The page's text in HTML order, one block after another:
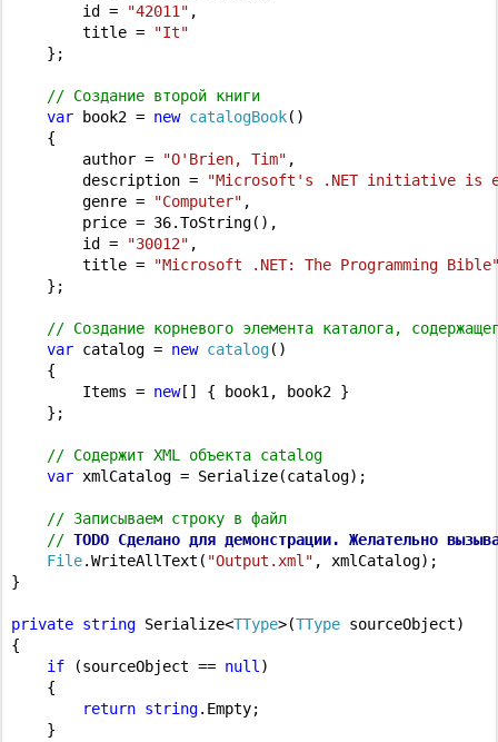
id =
"42011" ,
title =
"It"
};
// Создание второй книги
var book2 = new catalogBook()
{
author =
"O'Brien, Tim" ,
description =
"Microsoft's .NET initiative is
genre =
"Computer" ,
price = 36.ToString(),
id =
"30012" ,
title =
"Microsoft .NET: The Programming
};
// Создание корневого элемента каталога,
var catalog = new catalog()
{
Items = new[] { book1, book2 }
};
// Содержит XML объекта catalog
var xmlCatalog = Serialize(catalog);
// Записываем строку в файл
// TODO Сделано для демонстрации. Желательно
File.WriteAllText( "Output.xml" , xmlCatalog);
}
private string Serialize<TType>(TType sourceObject)
{
if (sourceObject == null )
{
return string.Empty;
}